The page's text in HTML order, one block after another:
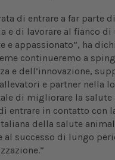
di entrare a far parte
e di lavorare al fianco di
e appassionato”, ha
continueremo a
e dell’innovazione,
e partner nella
di migliorare la salute
entrare in contatto con
della salute
al successo di lungo